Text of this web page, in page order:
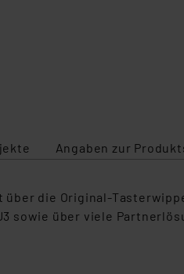
Angaben zur
die Original-
sowie über viele